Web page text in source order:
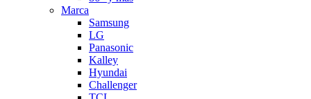
Marca
Samsung
LG
Panasonic
Kalley
Hyundai
Challenger